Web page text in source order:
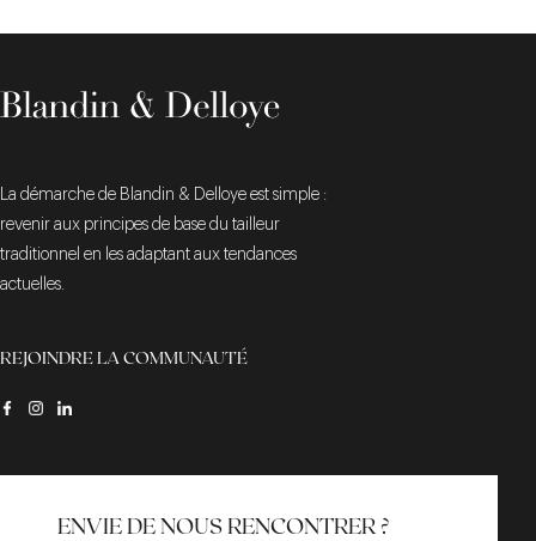
La démarche de Blandin & Delloye est simple :
revenir aux principes de base du tailleur
traditionnel en les adaptant aux tendances
actuelles.
REJOINDRE LA COMMUNAUTÉ
ENVIE DE NOUS RENCONTRER ?